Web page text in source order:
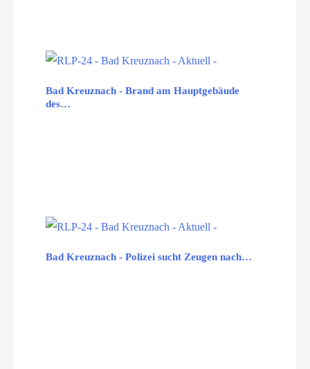
Bad Kreuznach - Brand am Hauptgebäude
des…
Bad Kreuznach - Polizei sucht Zeugen nach…